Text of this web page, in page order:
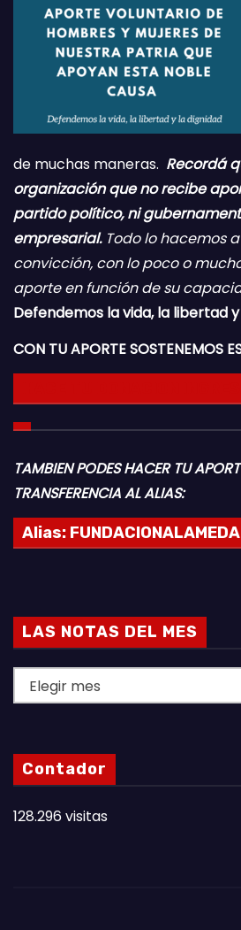
de muchas maneras. Recordá
organización que no recibe
partido político, ni
empresarial.Todo lo hacemos
convicción, con lo poco o
aporte en función de su
Defendemos la vida, la libertad
CON TU APORTE SOSTENEMOS
TAMBIEN PODES HACER TU
TRANSFERENCIA AL ALIAS:
Alias: FUNDACIONALAMEDA
LAS NOTAS DEL MES
A
N
O
A
Contador
128.296 visitas